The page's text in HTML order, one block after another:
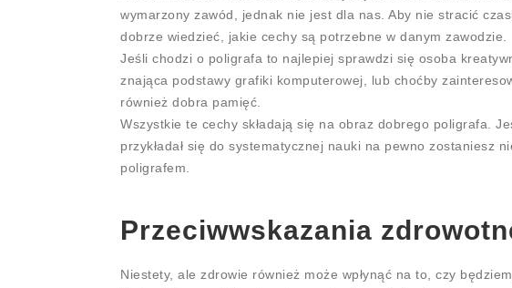
wymarzony zawód, jednak nie jest dla nas. Aby nie stracić
dobrze wiedzieć, jakie cechy są potrzebne w danym zawodzie.
Jeśli chodzi o poligrafa to najlepiej sprawdzi się osoba
znająca podstawy grafiki komputerowej, lub choćby
również dobra pamięć.
Wszystkie te cechy składają się na obraz dobrego poligrafa.
przykładał się do systematycznej nauki na pewno zostaniesz
poligrafem.
Przeciwwskazania
Niestety, ale zdrowie również może wpłynąć na to, czy